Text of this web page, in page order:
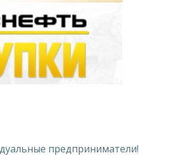
предприниматели!